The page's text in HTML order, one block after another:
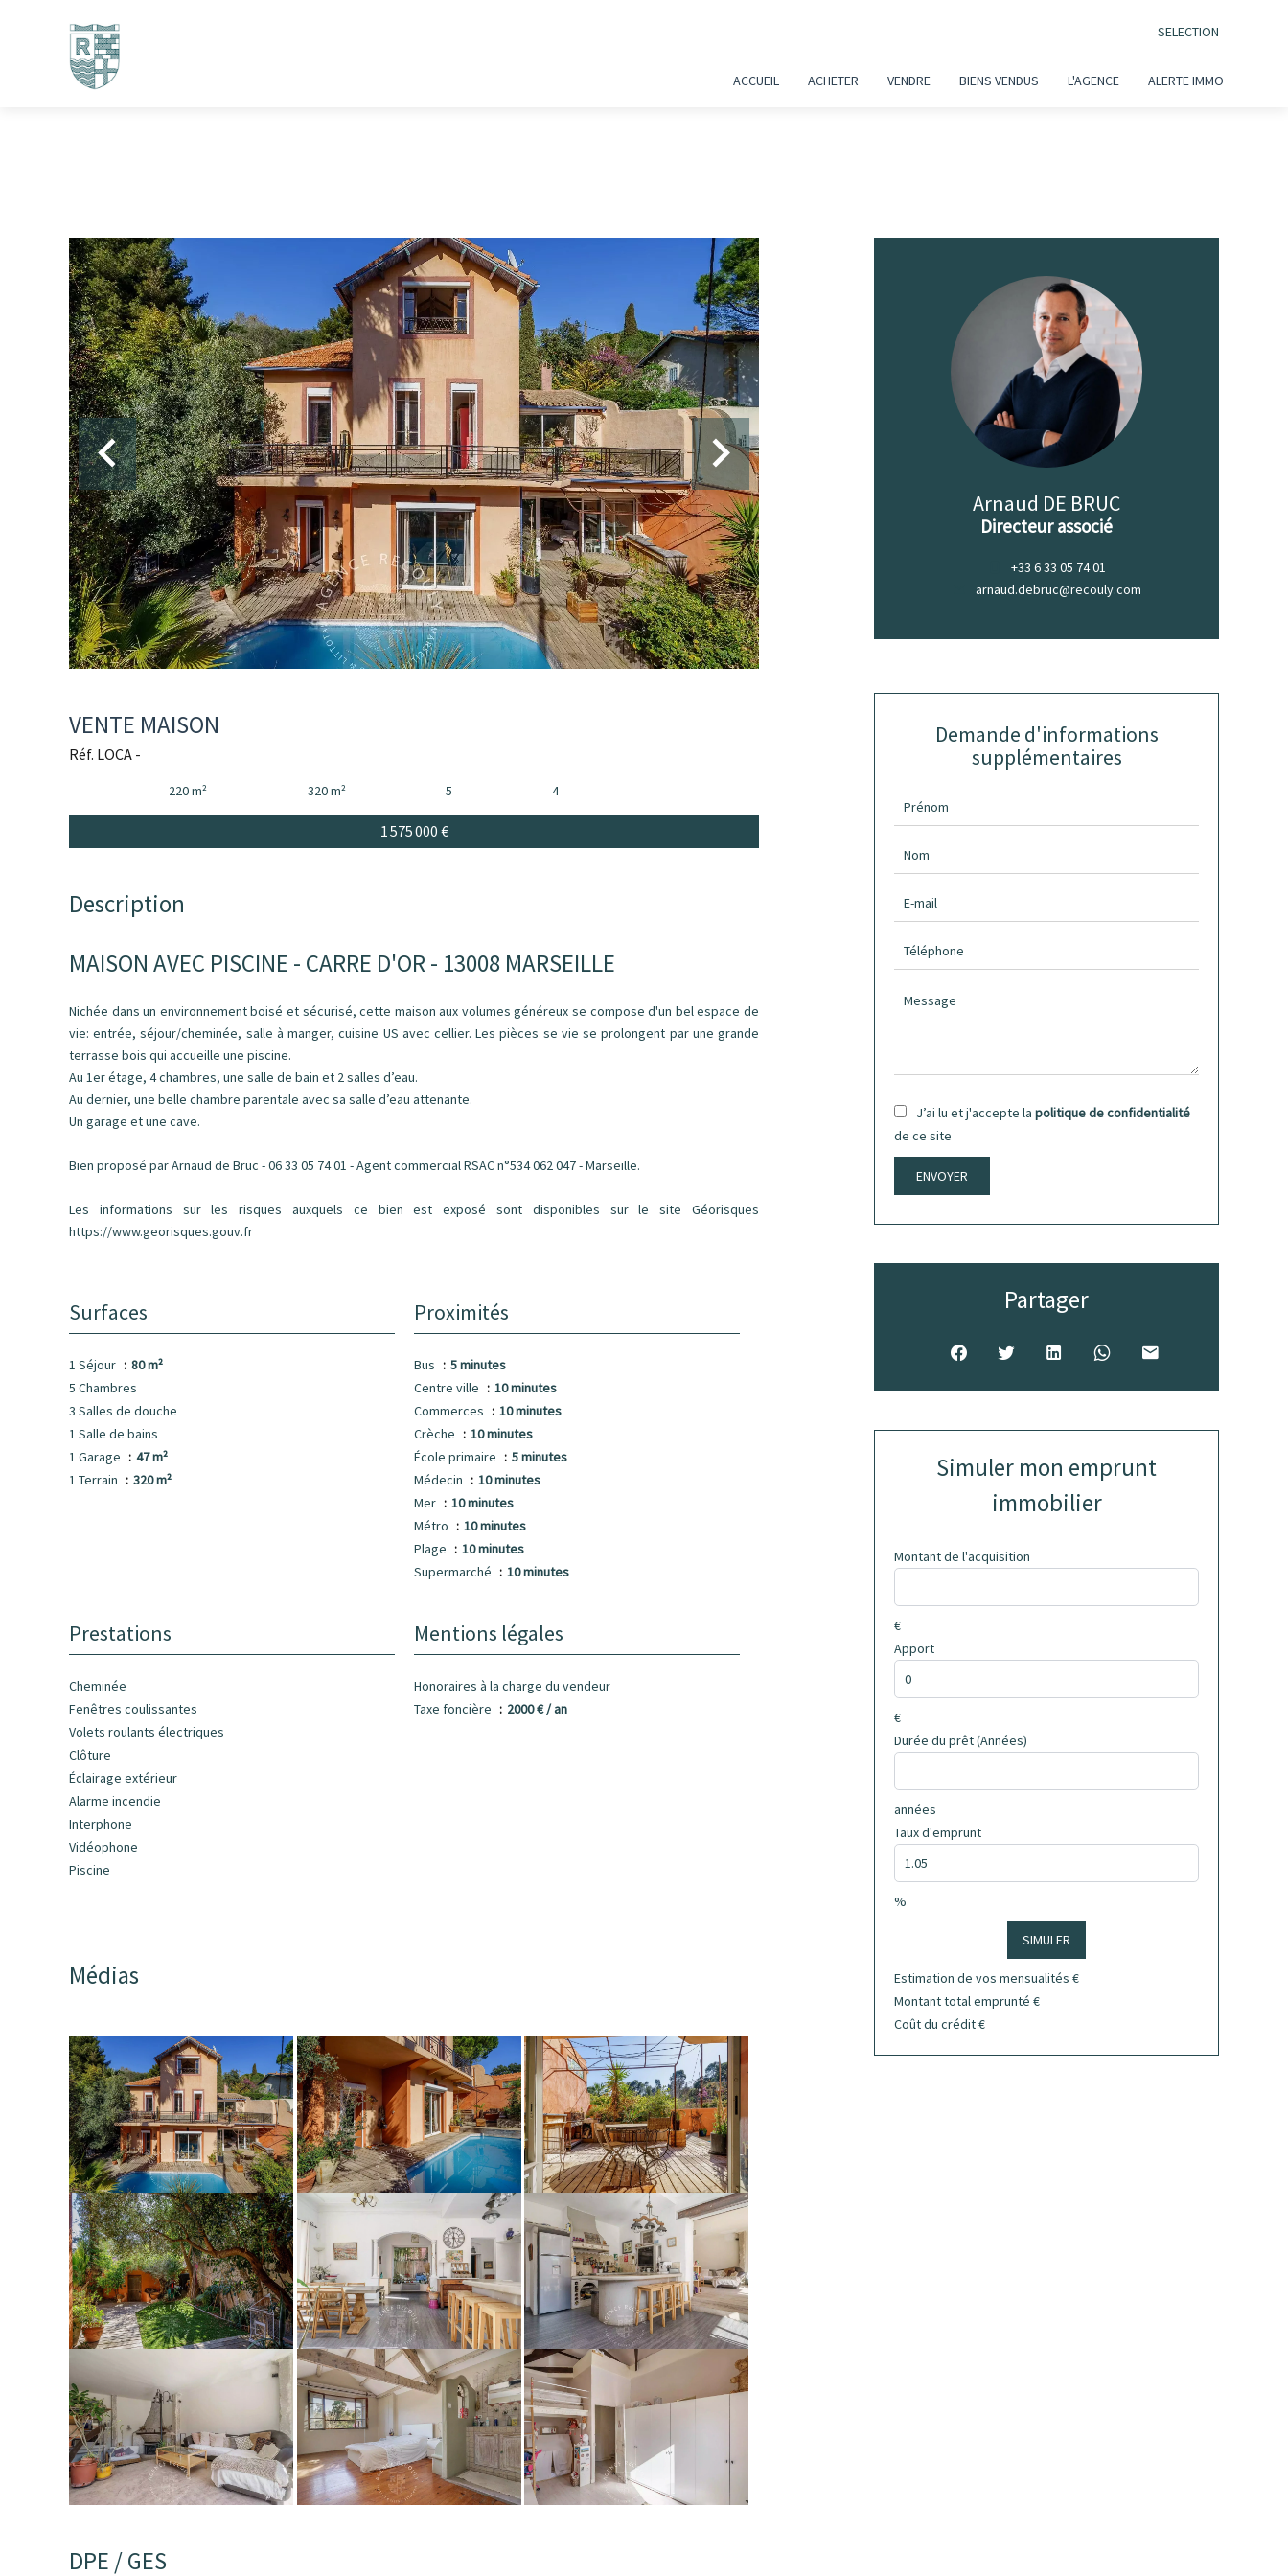
SELECTION
ACCUEIL ACHETER VENDRE BIENS VENDUS L'AGENCE ALERTE IMMO
VENTE MAISON
Réf. LOCA -
220 m² 320 m² 5 4
1 575 000 €
Description
MAISON AVEC PISCINE - CARRE D'OR - 13008 MARSEILLE
Nichée dans un environnement boisé et sécurisé, cette maison aux volumes généreux se compose d'un bel espace de
vie: entrée, séjour/cheminée, salle à manger, cuisine US avec cellier. Les pièces se vie se prolongent par une grande
terrasse bois qui accueille une piscine.
Au 1er étage, 4 chambres, une salle de bain et 2 salles d’eau.
Au dernier, une belle chambre parentale avec sa salle d’eau attenante.
Un garage et une cave.
Bien proposé par Arnaud de Bruc - 06 33 05 74 01 - Agent commercial RSAC n°534 062 047 - Marseille.
Les informations sur les risques auxquels ce bien est exposé sont disponibles sur le site Géorisques
https://www.georisques.gouv.fr
Surfaces
1 Séjour
80 m²
5 Chambres
3 Salles de douche
1 Salle de bains
1 Garage
47 m²
1 Terrain
320 m²
Proximités
Bus
5 minutes
Centre ville
10 minutes
Commerces
10 minutes
Crèche
10 minutes
École primaire
5 minutes
Médecin
10 minutes
Mer
10 minutes
Métro
10 minutes
Plage
10 minutes
Supermarché
10 minutes
Prestations
Cheminée
Fenêtres coulissantes
Volets roulants électriques
Clôture
Éclairage extérieur
Alarme incendie
Interphone
Vidéophone
Piscine
Mentions légales
Honoraires à la charge du vendeur
Taxe foncière
2000 € / an
Médias
DPE / GES
Arnaud DE BRUC
Directeur associé
+33 6 33 05 74 01
arnaud.debruc@recouly.com
Demande d'informations
supplémentaires
J’ai lu et j'accepte la politique de confidentialité
de ce site
ENVOYER
Partager
Simuler mon emprunt
immobilier
Montant de l'acquisition
€
Apport
€
Durée du prêt (Années)
années
Taux d'emprunt
%
SIMULER
Estimation de vos mensualités €
Montant total emprunté €
Coût du crédit€